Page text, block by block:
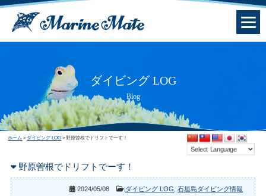
ダイビング LOG
Blog
ホーム » ダイビング LOG » 野原曽根でドリフトでーす！
野原曽根でドリフトでーす！
2024/05/08 :ダイビング LOG ,石垣島ダイビング情報